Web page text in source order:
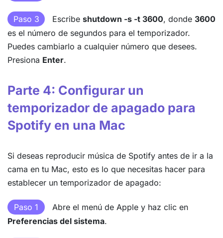
Paso 3 Escribe shutdown -s -t 3600, donde 3600
es el número de segundos para el temporizador.
Puedes cambiarlo a cualquier número que desees.
Presiona Enter.
Parte 4: Configurar un
temporizador de apagado para
Spotify en una Mac
Si deseas reproducir música de Spotify antes de ir a la
cama en tu Mac, esto es lo que necesitas hacer para
establecer un temporizador de apagado:
Paso 1
Abre el menú de Apple y haz clic en
Preferencias del sistema.